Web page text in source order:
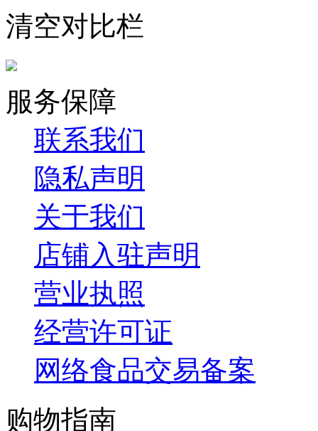
清空对比栏
服务保障
联系我们
隐私声明
关于我们
店铺入驻声明
营业执照
经营许可证
网络食品交易备案
购物指南